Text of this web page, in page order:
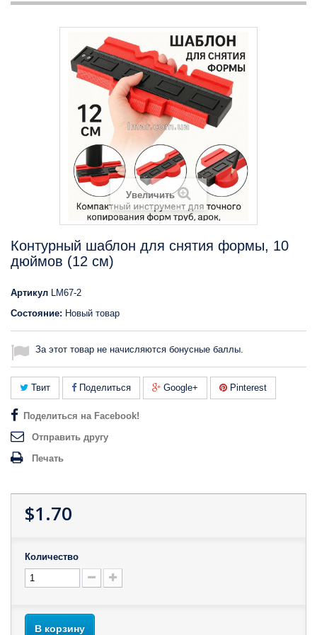
Увеличить
Контурный шаблон для снятия формы, 10
дюймов (12 см)
Артикул LM67-2
Состояние: Новый товар
За этот товар не начисляются бонусные баллы.
Твит Поделиться Google+ Pinterest
Поделиться на Facebook!
Отправить другу
Печать
$1.70
Количество
В корзину